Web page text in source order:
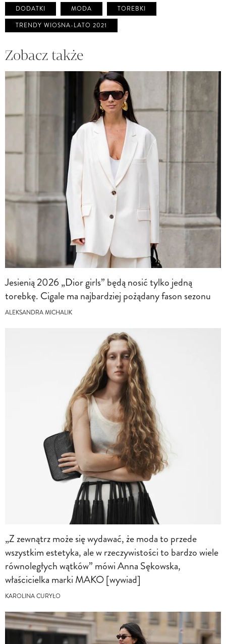
DODATKI MODA
TOREBKI
TRENDY WIOSNA-LATO 2021
Zobacz także
Jesienią 2026 „Dior girls” będą nosić tylko jedną
torebkę. Cigale ma najbardziej pożądany fason sezonu
ALEKSANDRA MICHALIK
„Z zewnątrz może się wydawać, że moda to przede
wszystkim estetyka, ale w rzeczywistości to bardzo wiele
równoległych wątków” mówi Anna Sękowska,
właścicielka marki MAKO [wywiad]
KAROLINA CURYŁO